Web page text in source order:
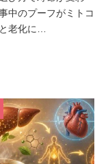
中のプーフがミトコ
老化に…